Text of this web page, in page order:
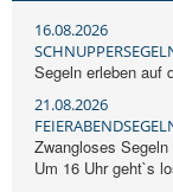
16.08.2026
Segeln erleben auf
21.08.2026
Zwangloses
Um 16 Uhr geht`s